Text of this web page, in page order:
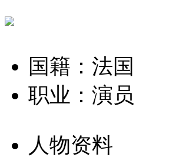
国籍：法国
职业：演员
人物资料